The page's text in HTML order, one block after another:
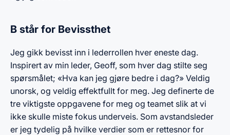
B står for Bevissthet
Jeg gikk bevisst inn i lederrollen hver eneste dag.
Inspirert av min leder, Geoff, som hver dag stilte seg
spørsmålet; «Hva kan jeg gjøre bedre i dag?» Veldig
unorsk, og veldig effektfullt for meg. Jeg definerte de
tre viktigste oppgavene for meg og teamet slik at vi
ikke skulle miste fokus underveis. Som avstandsleder
er jeg tydelig på hvilke verdier som er rettesnor for